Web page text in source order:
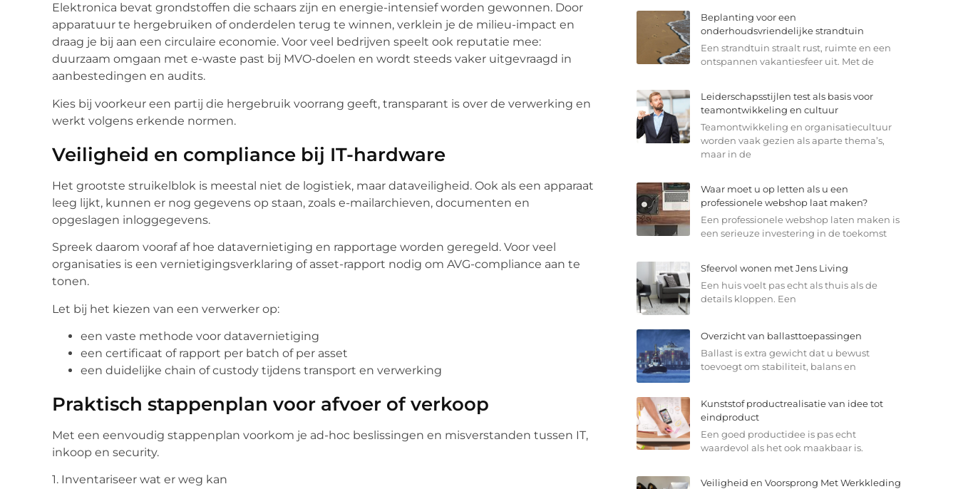
Elektronica bevat grondstoffen die schaars zijn en energie-intensief worden gewonnen. Door
apparatuur te hergebruiken of onderdelen terug te winnen, verklein je de milieu-impact en
draag je bij aan een circulaire economie. Voor veel bedrijven speelt ook reputatie mee:
duurzaam omgaan met e-waste past bij MVO-doelen en wordt steeds vaker uitgevraagd in
aanbestedingen en audits.
Kies bij voorkeur een partij die hergebruik voorrang geeft, transparant is over de verwerking en
werkt volgens erkende normen.
Veiligheid en compliance bij IT-hardware
Het grootste struikelblok is meestal niet de logistiek, maar dataveiligheid. Ook als een apparaat
leeg lijkt, kunnen er nog gegevens op staan, zoals e-mailarchieven, documenten en
opgeslagen inloggegevens.
Spreek daarom vooraf af hoe datavernietiging en rapportage worden geregeld. Voor veel
organisaties is een vernietigingsverklaring of asset-rapport nodig om AVG-compliance aan te
tonen.
Let bij het kiezen van een verwerker op:
een vaste methode voor datavernietiging
een certificaat of rapport per batch of per asset
een duidelijke chain of custody tijdens transport en verwerking
Praktisch stappenplan voor afvoer of verkoop
Met een eenvoudig stappenplan voorkom je ad-hoc beslissingen en misverstanden tussen IT,
inkoop en security.
1. Inventariseer wat er weg kan
Beplanting voor een
onderhoudsvriendelijke strandtuin
Een strandtuin straalt rust, ruimte en een
ontspannen vakantiesfeer uit. Met de
Leiderschapsstijlen test als basis voor
teamontwikkeling en cultuur
Teamontwikkeling en organisatiecultuur
worden vaak gezien als aparte thema’s,
maar in de
Waar moet u op letten als u een
professionele webshop laat maken?
Een professionele webshop laten maken is
een serieuze investering in de toekomst
Sfeervol wonen met Jens Living
Een huis voelt pas echt als thuis als de
details kloppen. Een
Overzicht van ballasttoepassingen
Ballast is extra gewicht dat u bewust
toevoegt om stabiliteit, balans en
Kunststof productrealisatie van idee tot
eindproduct
Een goed productidee is pas echt
waardevol als het ook maakbaar is.
Veiligheid en Voorsprong Met Werkkleding